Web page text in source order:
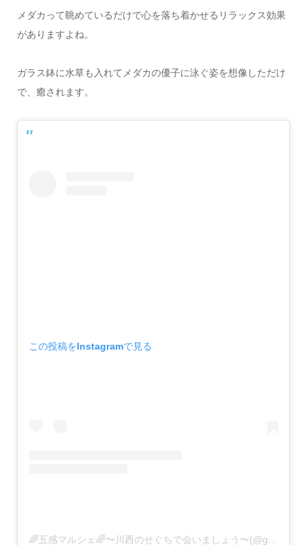
メダカって眺めているだけで心を落ち着かせるリラックス効果
がありますよね。
ガラス鉢に水草も入れてメダカの優子に泳ぐ姿を想像しただけ
で、癒されます。
この投稿をInstagramで見る